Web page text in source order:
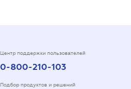
Центр поддержки пользователей
0-800-210-103
Подбор продуктов и решений